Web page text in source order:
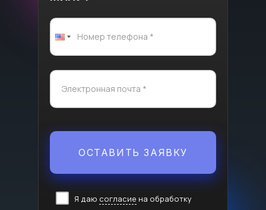
ОСТАВИТЬ ЗАЯВКУ
Я даю согласие на обработку